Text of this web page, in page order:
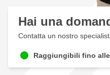
Hai una
Contatta un nostro
Raggiungibili fino